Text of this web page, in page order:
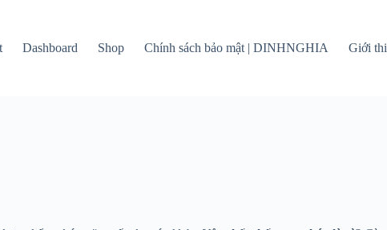
Dashboard Shop Chính sách bảo mật | DINHNGHIA Giới